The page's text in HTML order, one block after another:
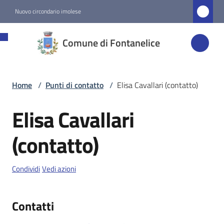
Nuovo circondario imolese
Comune di Fontanelice
Fontanelice
Amministrazione
Novità
Servizi
Vivere
Home / Punti di contatto / Elisa Cavallari (contatto)
Salta al contenuto
Elisa Cavallari
(contatto)
CondividiVedi azioni
Contatti